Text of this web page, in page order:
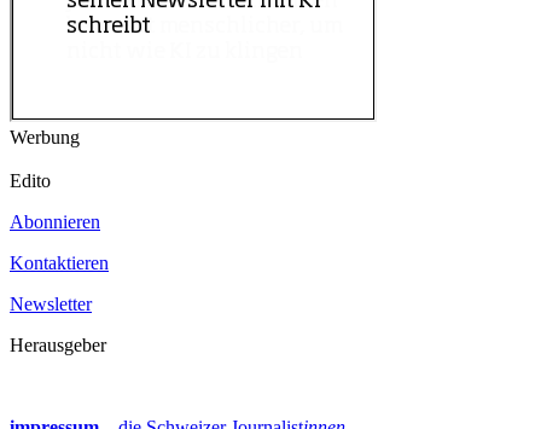
Werbung
Edito
Abonnieren
Kontaktieren
Newsletter
Herausgeber